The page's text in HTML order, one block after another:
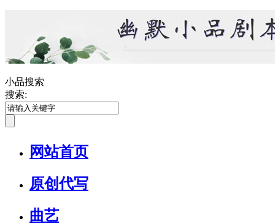
小品搜索
搜索:
网站首页
原创代写
曲艺